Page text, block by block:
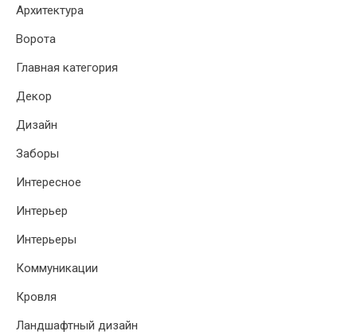
Архитектура
Ворота
Главная категория
Декор
Дизайн
Заборы
Интересное
Интерьер
Интерьеры
Коммуникации
Кровля
Ландшафтный дизайн